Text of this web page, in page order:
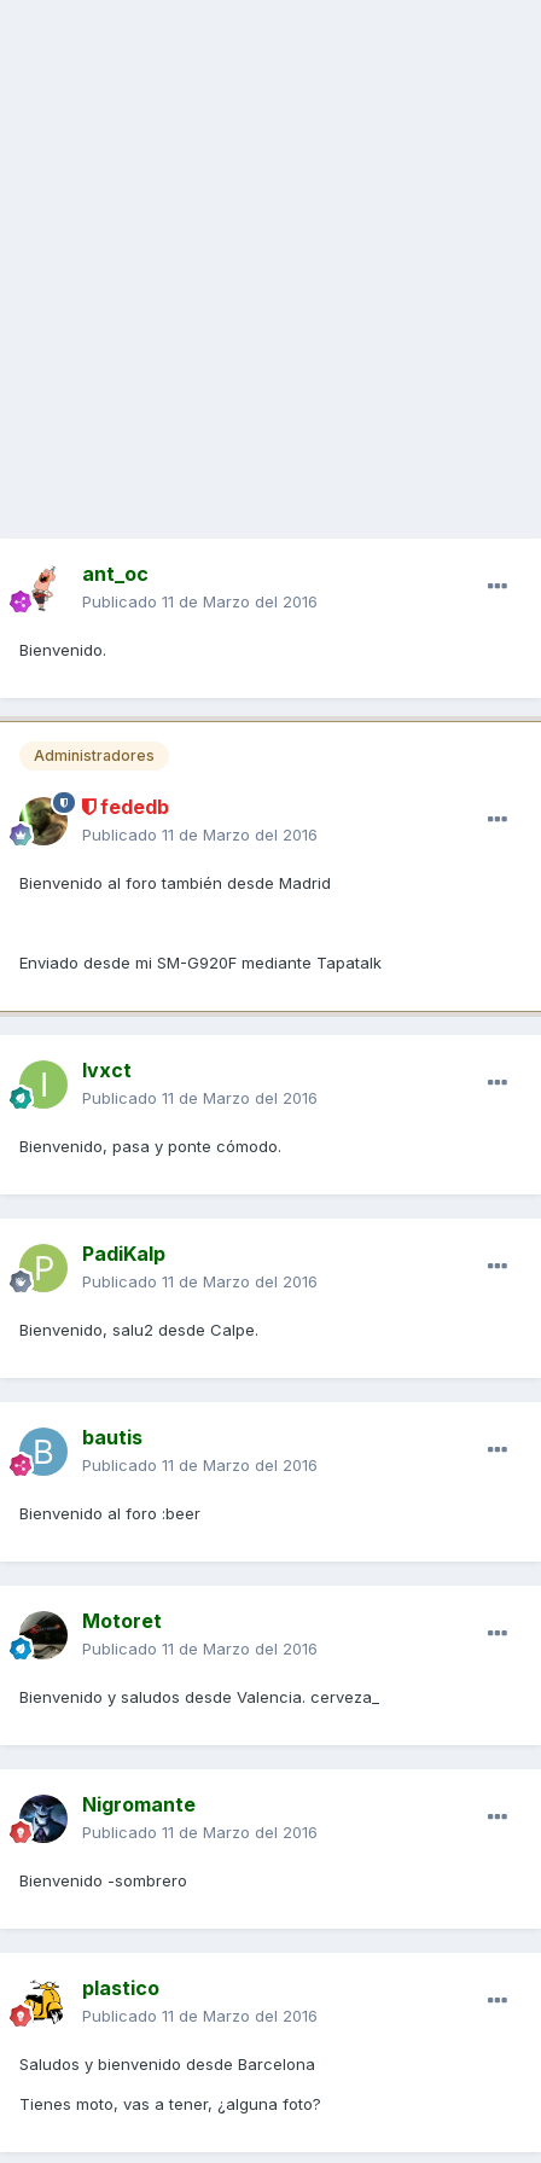
ant_oc
Publicado 11 de Marzo del 2016
Bienvenido.
Administradores
fededb
Publicado 11 de Marzo del 2016
Bienvenido al foro también desde Madrid
Enviado desde mi SM-G920F mediante Tapatalk
Ivxct
Publicado 11 de Marzo del 2016
Bienvenido, pasa y ponte cómodo.
PadiKalp
Publicado 11 de Marzo del 2016
Bienvenido, salu2 desde Calpe.
bautis
Publicado 11 de Marzo del 2016
Bienvenido al foro :beer
Motoret
Publicado 11 de Marzo del 2016
Bienvenido y saludos desde Valencia. cerveza_
Nigromante
Publicado 11 de Marzo del 2016
Bienvenido -sombrero
plastico
Publicado 11 de Marzo del 2016
Saludos y bienvenido desde Barcelona
Tienes moto, vas a tener, ¿alguna foto?